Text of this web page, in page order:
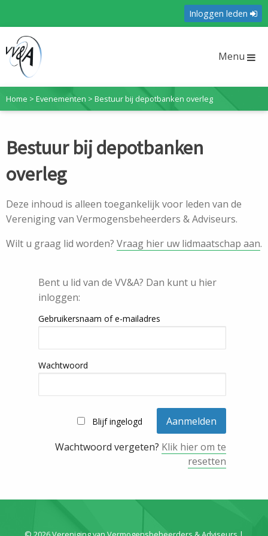
Inloggen leden
Menu
Home > Evenementen > Bestuur bij depotbanken overleg
Bestuur bij depotbanken
overleg
Deze inhoud is alleen toegankelijk voor leden van de
Vereniging van Vermogensbeheerders & Adviseurs.
Wilt u graag lid worden? Vraag hier uw lidmaatschap aan.
Bent u lid van de VV&A? Dan kunt u hier
inloggen:
Gebruikersnaam of e-mailadres
Wachtwoord
Blijf ingelogd
Wachtwoord vergeten? Klik hier om te
resetten